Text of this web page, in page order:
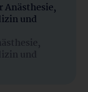
und
und